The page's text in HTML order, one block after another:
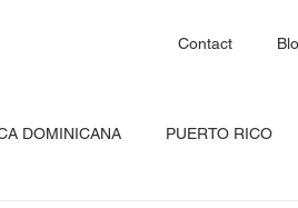
Contact
DOMINICANA PUERTO RICO